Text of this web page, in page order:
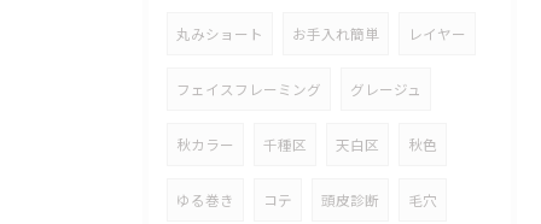
丸みショート お手入れ簡単 レイヤー
フェイスフレーミング グレージュ
秋カラー 千種区 天白区 秋色
ゆる巻き コテ 頭皮診断 毛穴